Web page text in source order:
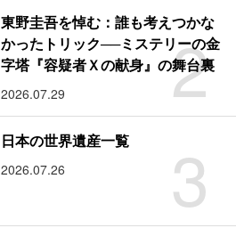
2
東野圭吾を悼む：誰も考えつかな
かったトリック──ミステリーの金
字塔『容疑者Ｘの献身』の舞台裏
2026.07.29
3
日本の世界遺産一覧
2026.07.26